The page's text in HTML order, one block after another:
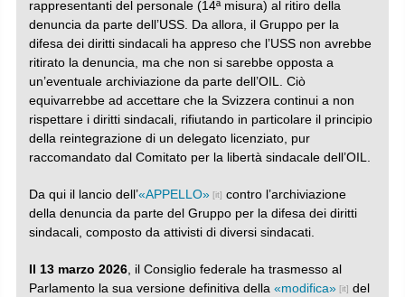
rappresentanti del personale (14ª misura) al ritiro della
denuncia da parte dell’USS. Da allora, il Gruppo per la
difesa dei diritti sindacali ha appreso che l’USS non avrebbe
ritirato la denuncia, ma che non si sarebbe opposta a
un’eventuale archiviazione da parte dell’OIL. Ciò
equivarrebbe ad accettare che la Svizzera continui a non
rispettare i diritti sindacali, rifiutando in particolare il principio
della reintegrazione di un delegato licenziato, pur
raccomandato dal Comitato per la libertà sindacale dell’OIL.
Da qui il lancio dell’«APPELLO»
contro l’archiviazione
della denuncia da parte del Gruppo per la difesa dei diritti
sindacali, composto da attivisti di diversi sindacati.
Il 13 marzo 2026, il Consiglio federale ha trasmesso al
Parlamento la sua versione definitiva della «modifica»
del